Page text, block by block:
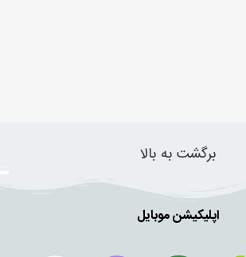
برگشت به بالا
اپلیکیشن موبایل